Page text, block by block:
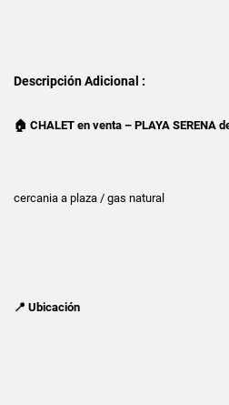
Descripción Adicional :
🏠 CHALET en venta – PLAYA SERENA
cercania a plaza / gas natural
📍 Ubicación